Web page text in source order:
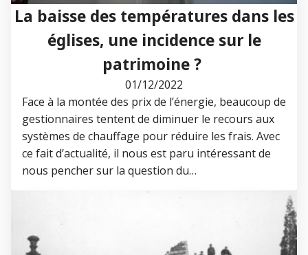
La baisse des températures dans les
églises, une incidence sur le
patrimoine ?
01/12/2022
Face à la montée des prix de l’énergie, beaucoup de
gestionnaires tentent de diminuer le recours aux
systèmes de chauffage pour réduire les frais. Avec
ce fait d’actualité, il nous est paru intéressant de
nous pencher sur la question du…